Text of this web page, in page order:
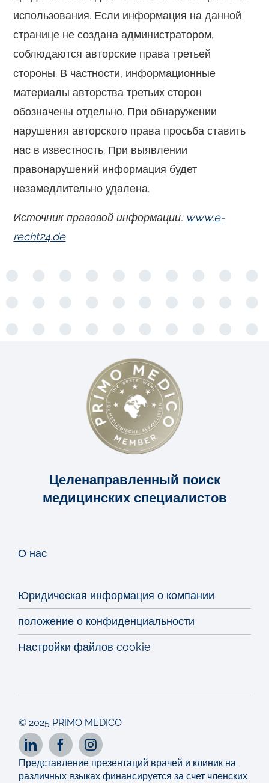
использования. Если информация на данной
странице не создана администратором,
соблюдаются авторские права третьей
стороны. В частности, информационные
материалы авторства третьих сторон
обозначены отдельно. При обнаружении
нарушения авторского права просьба ставить
нас в известность. При выявлении
правонарушений информация будет
незамедлительно удалена.
Источник правовой информации: www.e-
recht24.de
Целенаправленный поиск
медицинских специалистов
О нас
Юридическая информация о компании
положение о конфиденциальности
Настройки файлов cookie
© 2025 PRIMO MEDICO
Представление презентаций врачей и клиник на
различных языках финансируется за счет членских